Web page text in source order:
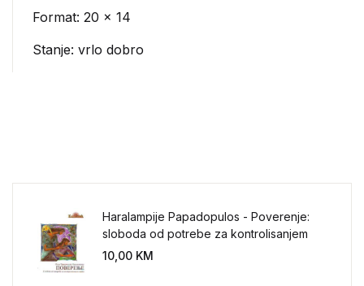
Format: 20 x 14
Stanje: vrlo dobro
Haralampije Papadopulos - Poverenje:
sloboda od potrebe za kontrolisanjem
sveta
10,00 KM